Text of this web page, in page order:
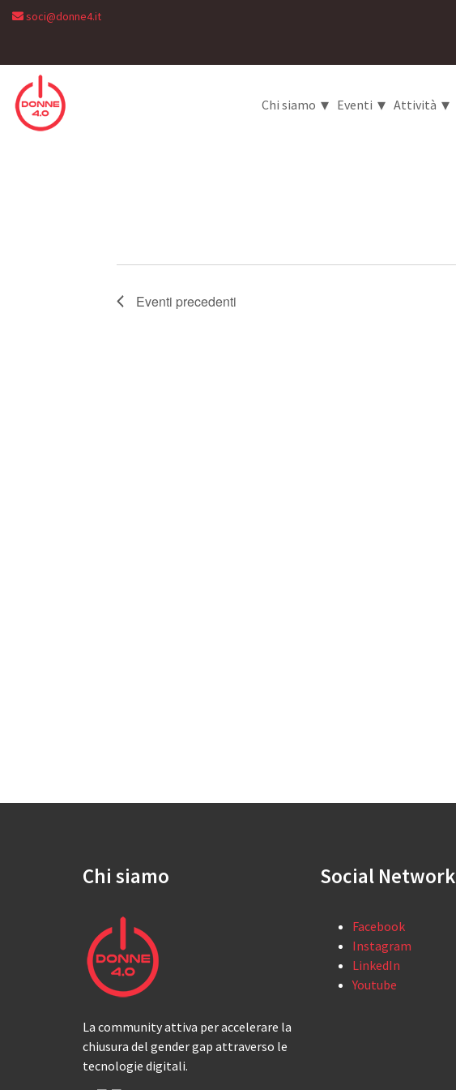
soci@donne4.it
Chi siamo ▾ Eventi ▾ Attività ▾
Eventi precedenti
Chi siamo
La community attiva per accelerare la
chiusura del gender gap attraverso le
tecnologie digitali.
Social Network
Facebook
Instagram
LinkedIn
Youtube